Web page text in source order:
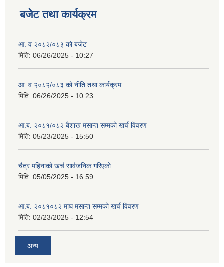
बजेट तथा कार्यक्रम
आ. व २०८२/०८३ को बजेट
मिति: 06/26/2025 - 10:27
आ. व २०८२/०८३ को नीति तथा कार्यक्रम
मिति: 06/26/2025 - 10:23
आ.ब. २०८१/०८२ बैशाख मसान्त सम्मको खर्च विवरण
मिति: 05/23/2025 - 15:50
चैत्र महिनाको खर्च सार्वजनिक गरिएको
मिति: 05/05/2025 - 16:59
आ.ब. २०८१०८२ माघ मसान्त सम्मको खर्च विवरण
मिति: 02/23/2025 - 12:54
अन्य